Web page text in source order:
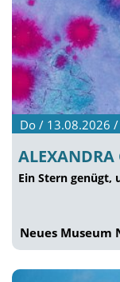
Do / 13.08.2026
ALEXANDRA
Ein Stern genügt,
Neues Museum